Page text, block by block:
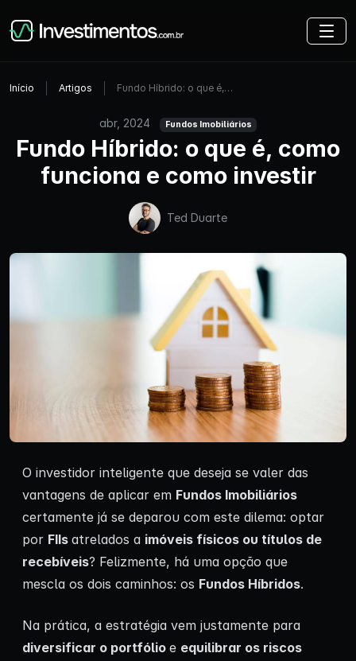
Início Artigos Fundo Híbrido: o que é,…
abr, 2024 Fundos Imobiliários
Fundo Híbrido: o que é, como
funciona e como investir
Ted Duarte
O investidor inteligente que deseja se valer das
vantagens de aplicar em Fundos Imobiliários
certamente já se deparou com este dilema: optar
por FIIs atrelados a imóveis físicos ou títulos de
recebíveis? Felizmente, há uma opção que
mescla os dois caminhos: os Fundos Híbridos.
Na prática, a estratégia vem justamente para
diversificar o portfólio e equilibrar os riscos